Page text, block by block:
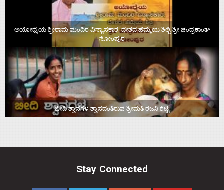
ಅಯೋಧ್ಯೆಯ ಶ್ರೀರಾಮ ಮಂದಿರ ವಿನ್ಯಾಸಕಾರ, ದೇಶದ ಹೆಮ್ಮೆಯ ಶಿಲ್ಪಿ ಶ್ರೀ ಚಂದ್ರಕಾಂತ್‌
ಸೋಂಪುರ
ಬೀದಿ ಶ್ವಾನಗಳ ಶ್ವಾಸದಂತಿರುವ ಶ್ರೀಮತಿ ರಜನಿ ಶೆಟ್ಟಿ
Stay Connected